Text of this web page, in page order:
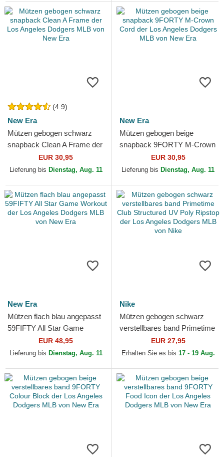
(4.9)
New Era
Mützen gebogen schwarz
snapback Clean A Frame der
Los Angeles Dodgers MLB
von New Era
EUR 30,95
Lieferung bis Dienstag, Aug. 11
New Era
Mützen gebogen beige
snapback 9FORTY M-Crown
Cord der Los Angeles
Dodgers MLB von New Era
EUR 30,95
Lieferung bis Dienstag, Aug. 11
New Era
Mützen flach blau angepasst
59FIFTY All Star Game
Workout der Los Angeles
Dodgers MLB von New Era
EUR 48,95
Lieferung bis Dienstag, Aug. 11
Nike
Mützen gebogen schwarz
verstellbares band Primetime
Club Structured UV Poly
Ripstop der Los...
EUR 27,95
Erhalten Sie es bis 17 - 19 Aug.